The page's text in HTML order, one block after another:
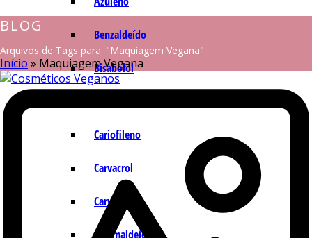
Benzaldeído
Bisabolol
Cariofileno
Carvacrol
Carvona
Cinamaldeído
BLOG
Arquivos de Tags para: "Maquiagem Vegana"
Início » Maquiagem Vegana